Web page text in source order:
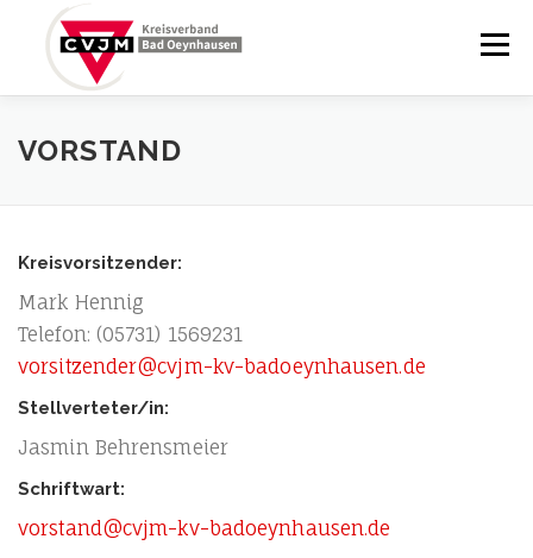
springen
Menü
STARTSEITE
VORSTAND
Kreisvorsitzender:
Mark Hen­nig
Tele­fon: (05731) 1569231
vorsitzender@cvjm-kv-badoeynhausen.de
Stellverteter/in:
Jas­min Behrensmeier
Schriftwart:
vorstand@cvjm-kv-badoeynhausen.de